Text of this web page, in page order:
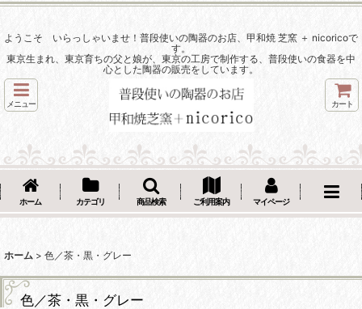
ようこそ いらっしゃいませ！普段使いの陶器のお店、甲和焼 芝窯 ＋ nicoricoで
す。
東京生まれ、東京育ちの父と娘が、東京の工房で制作する、普段使いの食器を中
心とした陶器の販売をしています。
メニュー カート
ホーム カテゴリ 商品検索 ご利用案内 マイページ
ホーム > 色／茶・黒・グレー
色／茶・黒・グレー